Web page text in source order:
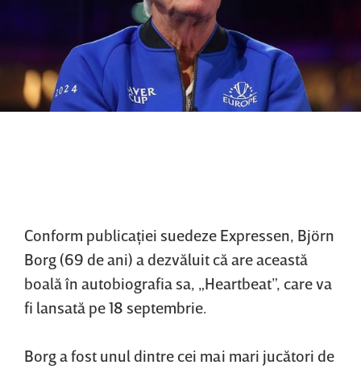
Conform publicaţiei suedeze Expressen, Björn
Borg (69 de ani) a dezvăluit că are această
boală în autobiografia sa, „Heartbeat”, care va
fi lansată pe 18 septembrie.
Borg a fost unul dintre cei mai mari jucători de